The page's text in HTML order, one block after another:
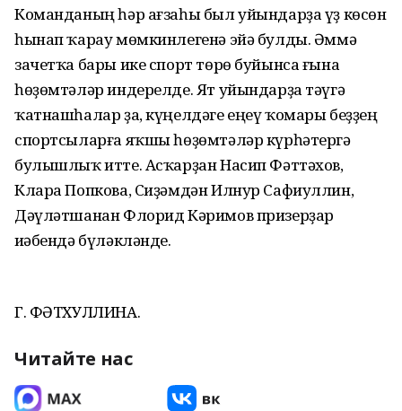
Команданың һәр ағзаһы был уйындарҙа үҙ көсөн
һынап ҡарау мөмкинлегенә эйә булды. Әммә
зачетҡа бары ике спорт төрө буйынса ғына
һөҙөмтәләр индерелде. Ят уйындарҙа тәүгә
ҡатнашһалар ҙа, күңелдәге еңеү ҡомары беҙҙең
спортсыларға яҡшы һөҙөмтәләр күрһәтергә
булышлыҡ итте. Асҡарҙан Насип Фәттәхов,
Клара Попкова, Сиҙәмдән Илнур Сафиуллин,
Дәүләтшанан Флорид Кәримов призерҙар
иҫәбендә бүләкләнде.
Г. ФӘТХУЛЛИНА.
Читайте нас